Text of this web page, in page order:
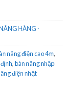
HÀNG -
nâng điện cao 4m,
,bàn nâng nhập
điện nhật